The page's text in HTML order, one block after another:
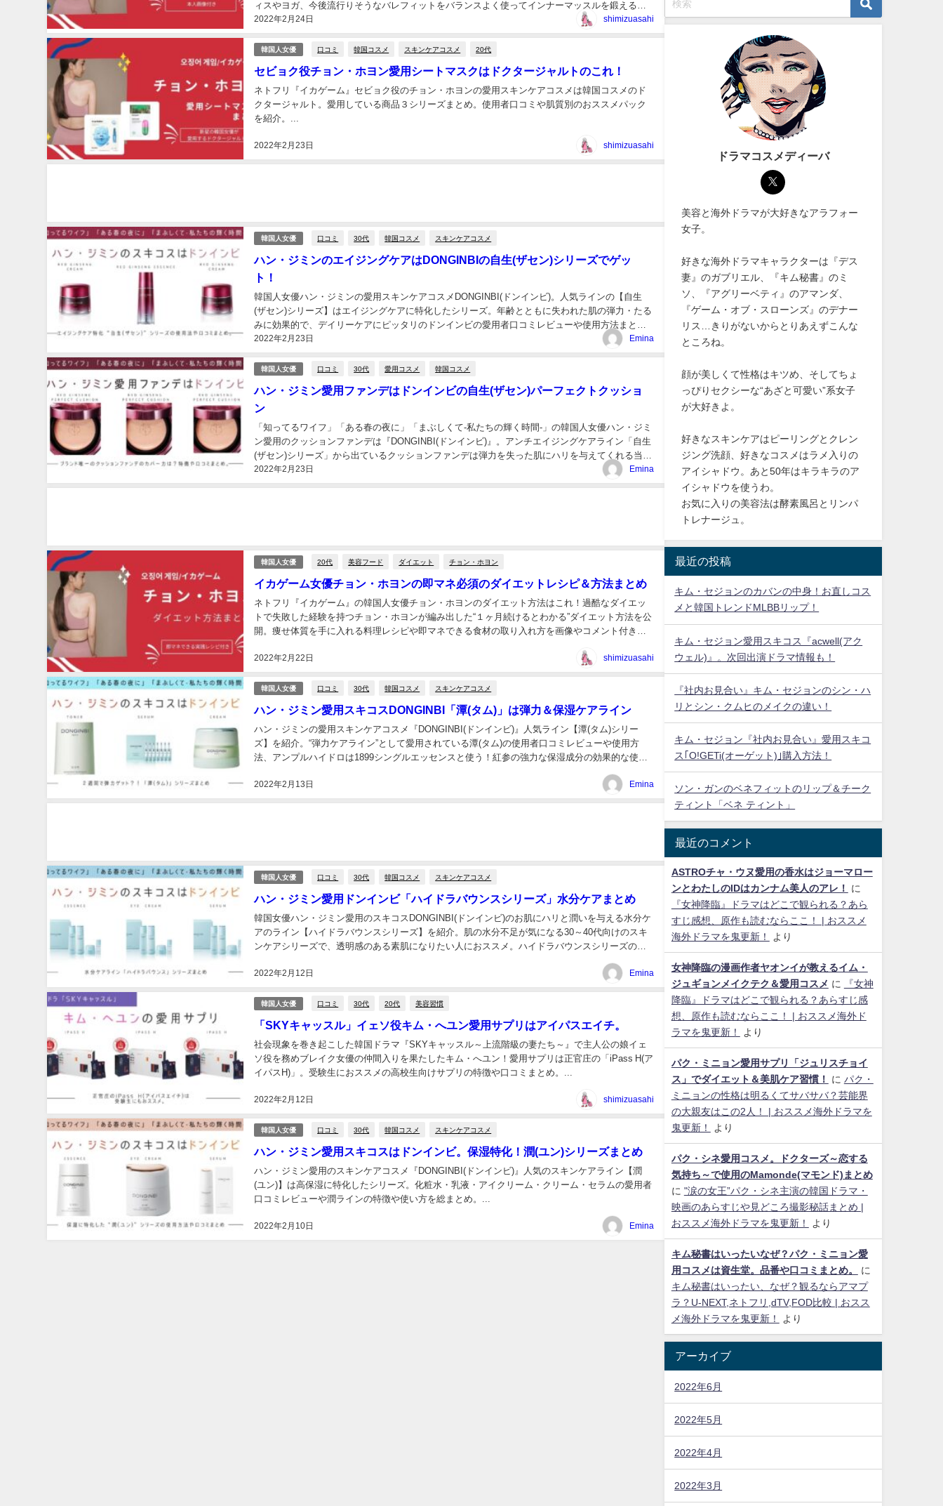
2022年2月24日
ィスやヨガ、今後流行りそうなバレフィットをバランスよく使ってインナーマッスルを鍛えるこ
とでモデル体型を維持！...
shimizuasahi
韓国人女優 口コミ 韓国コスメ スキンケアコスメ 20代
セビョク役チョン・ホヨン愛用シートマスクはドクタージャルトのこれ！
2022年2月23日
ネトフリ『イカゲーム』セビョク役のチョン・ホヨンの愛用スキンケアコスメは韓国コスメのド
クタージャルト。愛用している商品３シリーズまとめ。使用者口コミや肌質別のおススメパック
を紹介。...
shimizuasahi
韓国人女優 口コミ 30代 韓国コスメ スキンケアコスメ
ハン・ジミンのエイジングケアはDONGINBIの自生(ザセン)シリーズでゲッ
ト！
2022年2月23日
韓国人女優ハン・ジミンの愛用スキンケアコスメDONGINBI(ドンインビ)。人気ラインの【自生
(ザセン)シリーズ】はエイジングケアに特化したシリーズ。年齢とともに失われた肌の弾力・たる
みに効果的で、デイリーケアにピッタリのドンインビの愛用者口コミレビューや使用方法まと
め。...
Emina
韓国人女優 口コミ 30代 愛用コスメ 韓国コスメ
ハン・ジミン愛用ファンデはドンインビの自生(ザセン)パーフェクトクッショ
ン
2022年2月23日
「知ってるワイフ」「ある春の夜に」「まぶしくて-私たちの輝く時間-」の韓国人女優ハン・ジミ
ン愛用のクッションファンデは『DONGINBI(ドンインビ)』。アンチエイジングケアライン「自生
(ザセン)シリーズ」から出ているクッションファンデは弾力を失った肌にハリを与えてくれる当ブ
ランドから出ている唯一のクッションファンデ。...
Emina
韓国人女優 20代 美容フード ダイエット チョン・ホヨン
イカゲーム女優チョン・ホヨンの即マネ必須のダイエットレシピ＆方法まとめ
2022年2月22日
ネトフリ『イカゲーム』の韓国人女優チョン・ホヨンのダイエット方法はこれ！過酷なダイエッ
トで失敗した経験を持つチョン・ホヨンが編み出した“１ヶ月続けるとわかる”ダイエット方法を公
開。痩せ体質を手に入れる料理レシピや即マネできる食材の取り入れ方を画像やコメント付きで
shimizuasahi
韓国人女優 口コミ 30代 韓国コスメ スキンケアコスメ
ハン・ジミン愛用スキコスDONGINBI「潭(タム)」は弾力＆保湿ケアライン
2022年2月13日
ハン・ジミンの愛用スキンケアコスメ『DONGINBI(ドンインビ)』人気ライン【潭(タム)シリー
ズ】を紹介。“弾力ケアライン”として愛用されている潭(タム)の使用者口コミレビューや使用方
法、アンプルハイドロは1899シングルエッセンスと使う！紅参の強力な保湿成分の効果的な使い
Emina
韓国人女優 口コミ 30代 韓国コスメ スキンケアコスメ
ハン・ジミン愛用ドンインビ「ハイドラバウンスシリーズ」水分ケアまとめ
2022年2月12日
韓国女優ハン・ジミン愛用のスキコスDONGINBI(ドンインビ)のお肌にハリと潤いを与える水分ケ
アのライン【ハイドラバウンスシリーズ】を紹介。肌の水分不足が気になる30～40代向けのスキ
ンケアシリーズで、透明感のある素肌になりたい人におススメ。ハイドラバウンスシリーズのラ
Emina
韓国人女優 口コミ 30代 20代 美容習慣
「SKYキャッスル」イェソ役キム・へユン愛用サプリはアイパスエイチ。
2022年2月12日
社会現象を巻き起こした韓国ドラマ『SKYキャッスル～上流階級の妻たち～』で主人公の娘イェ
ソ役を務めブレイク女優の仲間入りを果たしたキム・へユン！愛用サプリは正官庄の「iPass H(ア
イパスH)」。受験生におススメの高校生向けサプリの特徴や口コミまとめ。...
shimizuasahi
韓国人女優 口コミ 30代 韓国コスメ スキンケアコスメ
ハン・ジミン愛用スキコスはドンインビ。保湿特化！潤(ユン)シリーズまとめ
2022年2月10日
ハン・ジミン愛用のスキンケアコスメ『DONGINBI(ドンインビ)』人気のスキンケアライン【潤
(ユン)】は高保湿に特化したシリーズ。化粧水・乳液・アイクリーム・クリーム・セラムの愛用者
口コミレビューや潤ラインの特徴や使い方を総まとめ。...
Emina
ドラマコスメディーバ
美容と海外ドラマが大好きなアラフォー
女子。
好きな海外ドラマキャラクターは『デス
妻』のガブリエル、『キム秘書』のミ
ソ、『アグリーベティ』のアマンダ、
『ゲーム・オブ・スローンズ』のデナー
リス…きりがないからとりあえずこんな
ところね。
顔が美しくて性格はキツめ、そしてちょ
っぴりセクシーな“あざと可愛い”系女子
が大好きよ。
好きなスキンケアはピーリングとクレン
ジング洗顔、好きなコスメはラメ入りの
アイシャドウ。あと50年はキラキラのア
イシャドウを使うわ。
お気に入りの美容法は酵素風呂とリンパ
トレナージュ。
最近の投稿
キム・セジョンのカバンの中身！お直しコス
メと韓国トレンドMLBBリップ！
キム・セジョン愛用スキコス『acwell(アク
ウェル)』。次回出演ドラマ情報も！
『社内お見合い』キム・セジョンのシン・ハ
リとシン・クムヒのメイクの違い！
キム・セジョン『社内お見合い』愛用スキコ
ス｢O!GETi(オーゲット)｣購入方法！
ソン・ガンのベネフィットのリップ＆チーク
ティント「ベネ ティント」
最近のコメント
ASTROチャ・ウヌ愛用の香水はジョーマロー
ンとわたしのIDはカンナム美人のアレ！
に
『女神降臨』ドラマはどこで観られる？あら
すじ感想、原作も読むならここ！ | おススメ
海外ドラマを鬼更新！
より
女神降臨の漫画作者ヤオンイが教えるイム・
ジュギョンメイクテク＆愛用コスメ に
『女神
降臨』ドラマはどこで観られる？あらすじ感
想、原作も読むならここ！ | おススメ海外ド
ラマを鬼更新！
より
パク・ミニョン愛用サプリ「ジュリスチョイ
ス」でダイエット＆美肌ケア習慣！
に パク・
ミニョンの性格は明るくてサバサバ？芸能界
の大親友はこの2人！ | おススメ海外ドラマを
鬼更新！
より
パク・シネ愛用コスメ。ドクターズ～恋する
気持ち～で使用のMamonde(マモンド)まとめ
に "涙の女王”パク・シネ主演の韓国ドラマ・
映画のあらすじや見どころ撮影秘話まとめ |
おススメ海外ドラマを鬼更新！
より
キム秘書はいったいなぜ？パク・ミニョン愛
用コスメは資生堂。品番や口コミまとめ。
に
キム秘書はいったい、なぜ？観るならアマプ
ラ？U-NEXT,ネトフリ,dTV,FOD比較 | おスス
メ海外ドラマを鬼更新！
より
アーカイブ
2022年6月
2022年5月
2022年4月
2022年3月